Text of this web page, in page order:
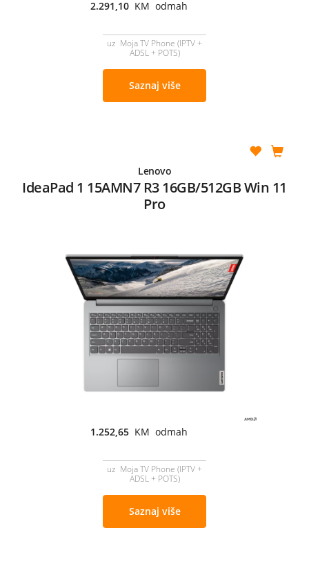
2.291,10 KM odmah
uz Moja TV Phone (IPTV +
ADSL + POTS)
Saznaj više
Lenovo
IdeaPad 1 15AMN7 R3 16GB/512GB Win 11
Pro
1.252,65 KM odmah
uz Moja TV Phone (IPTV +
ADSL + POTS)
Saznaj više